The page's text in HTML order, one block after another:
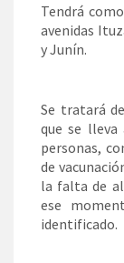
Tendrá
avenidas
y Junín.
Se tratará
que se
personas,
de
la falta de
ese
identificado.